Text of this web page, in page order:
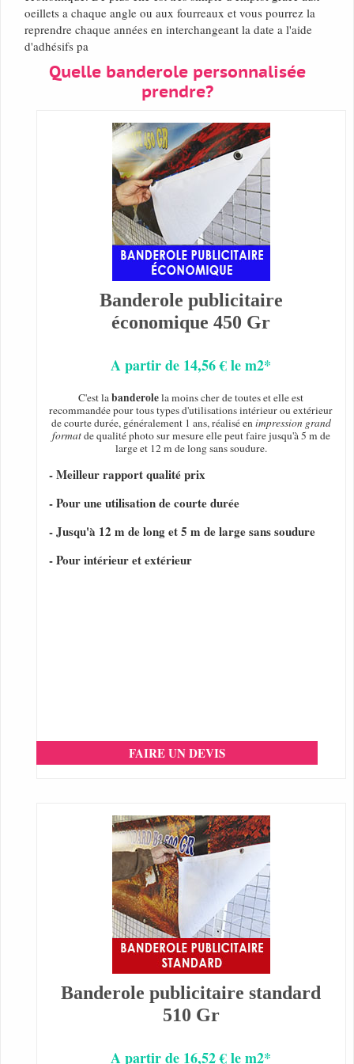
oeillets a chaque angle ou aux fourreaux et vous pourrez la
reprendre chaque années en interchangeant la date a l'aide
d'adhésifs pa
Quelle banderole personnalisée
prendre?
Banderole publicitaire
économique 450 Gr
A partir de 14,56 € le m2*
C'est labanderolela moins cher de toutes et elle est
recommandée pour tous types d'utilisations intérieur ou extérieur
de courte durée, généralement 1 ans, réalisé enimpression grand
formatde qualité photo sur mesure elle peut faire jusqu'à 5 m de
large et 12 m de long sans soudure.
- Meilleur rapport qualité prix
- Pour une utilisation de courte durée
- Jusqu'à 12 m de long et 5 m de large sans soudure
- Pour intérieur et extérieur
FAIRE UN DEVIS
Banderole publicitaire standard
510 Gr
A partir de 16,52 € le m2*